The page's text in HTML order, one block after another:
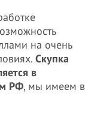
на очень
Скупка
в
РФ, мы имеем